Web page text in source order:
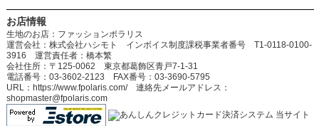
お店情報
生地のお店：ファッションポラリス
運営会社：株式会社ハシモト インボイス制度課税事業者番号 T1-0118-0100-
3916 運営責任者：橋本繁
会社住所：〒125-0062 東京都葛飾区青戸7-1-31
電話番号：03-3602-2123 FAX番号：03-3690-5795
URL：https://www.fpolaris.com/ 連絡先メールアドレス：
shopmaster@fpolaris.com
当サイト